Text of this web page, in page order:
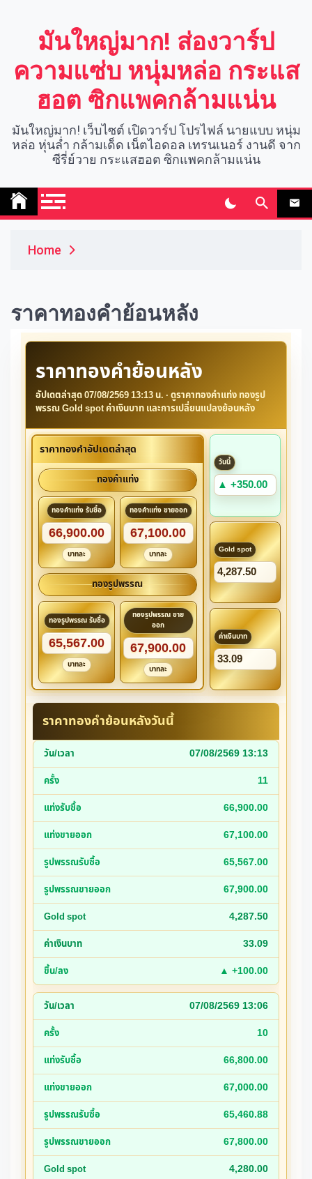
มันใหญ่มาก! ส่องวาร์ป
ความแซ่บ หนุ่มหล่อ กระแส
ฮอต ซิกแพคกล้ามแน่น
มันใหญ่มาก! เว็บไซต์ เปิดวาร์ป โปรไฟล์ นายแบบ หนุ่ม
หล่อ หุ่นล่ำ กล้ามเด็ด เน็ตไอดอล เทรนเนอร์ งานดี จาก
ซีรี่ย์วาย กระแสฮอต ซิกแพคกล้ามแน่น
Home
ราคาทองคำย้อนหลัง
ราคาทองคำย้อนหลัง
อัปเดตล่าสุด07/08/2569 13:13 น. · ดูราคาทองคำแท่ง ทองรูป
พรรณ Gold spot ค่าเงินบาท และการเปลี่ยนแปลงย้อนหลัง
ราคาทองคำอัปเดตล่าสุด
ทองคำแท่ง
ทองคำแท่ง รับซื้อ
66,900.00
บาทละ
ทองคำแท่ง ขายออก
67,100.00
บาทละ
ทองรูปพรรณ
ทองรูปพรรณ รับซื้อ
65,567.00
บาทละ
ทองรูปพรรณ ขาย
ออก
67,900.00
บาทละ
วันนี้
▲ +350.00
Gold spot
4,287.50
ค่าเงินบาท
33.09
ราคาทองคำย้อนหลังวันนี้
07/08/2569 13:13
11
66,900.00
67,100.00
65,567.00
67,900.00
4,287.50
33.09
▲ +100.00
07/08/2569 13:06
10
66,800.00
67,000.00
65,460.88
67,800.00
4,280.00